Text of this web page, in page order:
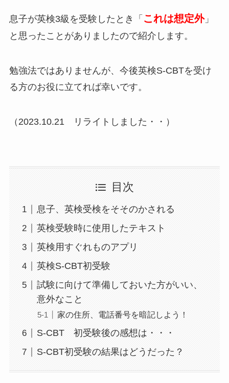
息子が英検3級を受験したとき「 これは想定外」
と思ったことがありましたので紹介します。
勉強法ではありませんが、今後英検S-CBTを受け
る方のお役に立てれば幸いです。
（2023.10.21 リライトしました・・）
目次
息子、英検受検をそそのかされる
英検受験時に使用したテキスト
英検用すぐれものアプリ
英検S-CBT初受験
試験に向けて準備しておいた方がいい、
意外なこと
家の住所、電話番号を暗記しよう！
S-CBT 初受験後の感想は・・・
S-CBT初受験の結果はどうだった？